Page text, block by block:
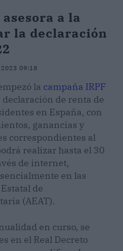
asesora a la
la declaración
09:18
la campaña IRPF
de renta de
en España, con
ganancias y
correspondientes al
realizar hasta el 30
de internet,
en las
de
(AEAT).
en curso, se
en el Real Decreto